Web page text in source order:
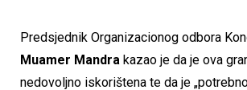
Predsjednik Organizacionog odbora
Muamer Mandra kazao je da je ova
nedovoljno iskorištena te da je